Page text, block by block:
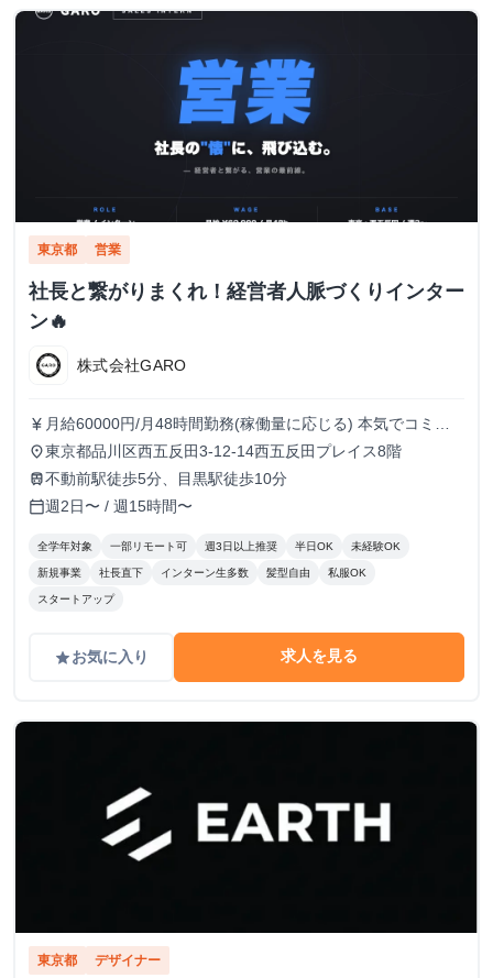
東京都 営業
社長と繋がりまくれ！経営者人脈づくりインター
ン🔥
株式会社GARO
currency_yen 月給60000円/月48時間勤務(稼働量に応じる) 本気でコミッ
トすれば、学生でも圧倒的な実績と報酬を得られる環境で
す！
place東京都品川区西五反田3-12-14西五反田プレイス8階
train不動前駅徒歩5分、目黒駅徒歩10分
calendar_today週2日〜 / 週15時間〜
全学年対象 一部リモート可 週3日以上推奨 半日OK 未経験OK
新規事業 社長直下 インターン生多数 髪型自由 私服OK
スタートアップ
gradeお気に入り 求人を見る
東京都 デザイナー